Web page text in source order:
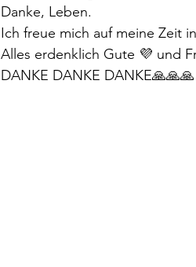
Danke, Leben.
Ich freue mich auf meine Zeit
Alles erdenklich Gute 💜 und
DANKE DANKE DANKE🙏🙏🙏